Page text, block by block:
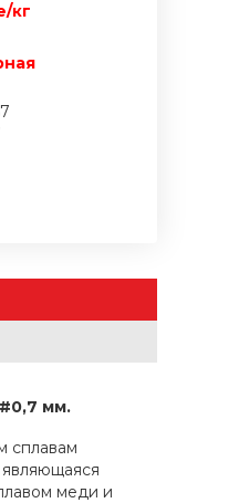
кг
мм.
сплавам
являющаяся
меди и